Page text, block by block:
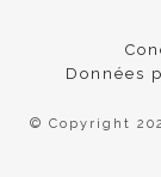
Données
© Copyright